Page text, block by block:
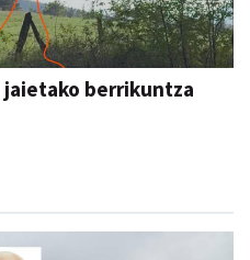
berrikuntza